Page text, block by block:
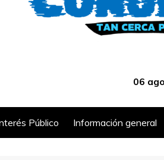
06
Público Información general